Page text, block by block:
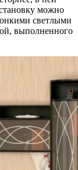
можно
светлыми
выполненного